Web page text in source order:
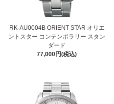
RK-AU0004B ORIENT STAR オリエ
ントスター コンテンポラリー スタン
ダード
77,000円(税込)